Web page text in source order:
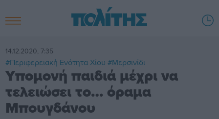
14.12.2020, 7:35
#Περιφερειακή Ενότητα Χίου #Μερσινίδι
Υπομονή παιδιά μέχρι να
τελειώσει το… όραμα
Μπουγδάνου